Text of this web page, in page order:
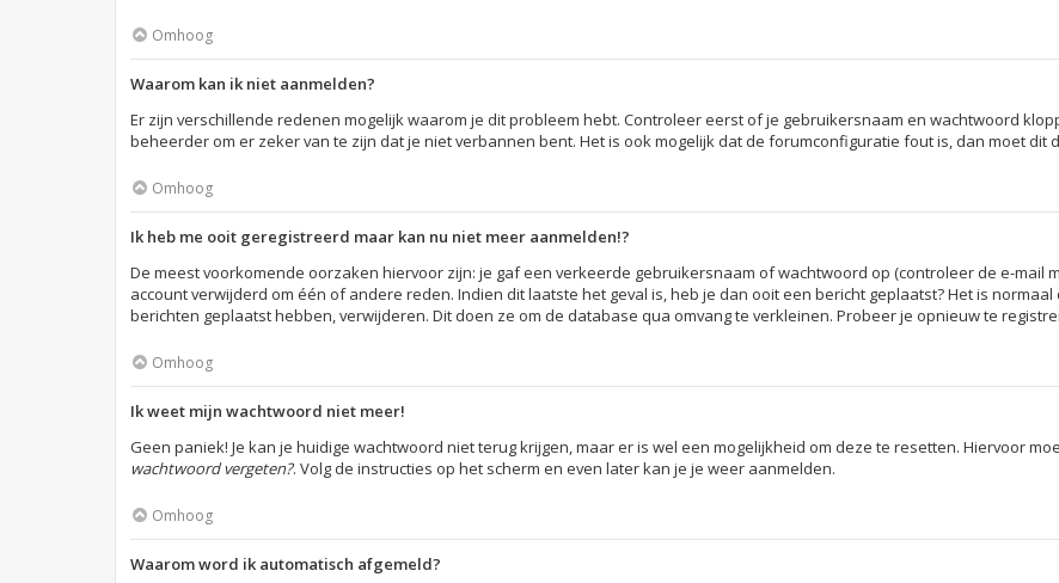
Omhoog
Waarom kan ik niet aanmelden?
Er zijn verschillende redenen mogelijk waarom je dit probleem hebt. Controleer eerst of je gebruikersnaam en wachtwoord
beheerder om er zeker van te zijn dat je niet verbannen bent. Het is ook mogelijk dat de forumconfiguratie fout is, dan moet
Omhoog
Ik heb me ooit geregistreerd maar kan nu niet meer aanmelden!?
De meest voorkomende oorzaken hiervoor zijn: je gaf een verkeerde gebruikersnaam of wachtwoord op (controleer de e-mail
account verwijderd om één of andere reden. Indien dit laatste het geval is, heb je dan ooit een bericht geplaatst? Het is
berichten geplaatst hebben, verwijderen. Dit doen ze om de database qua omvang te verkleinen. Probeer je opnieuw te
Omhoog
Ik weet mijn wachtwoord niet meer!
Geen paniek! Je kan je huidige wachtwoord niet terug krijgen, maar er is wel een mogelijkheid om deze te resetten. Hiervoor
wachtwoord vergeten?. Volg de instructies op het scherm en even later kan je je weer aanmelden.
Omhoog
Waarom word ik automatisch afgemeld?